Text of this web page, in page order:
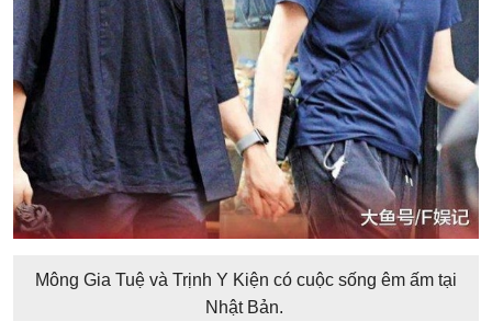
Mông Gia Tuệ và Trịnh Y Kiện có cuộc sống êm ấm tại
Nhật Bản.